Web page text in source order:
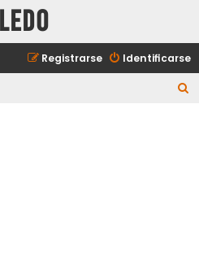
Identificarse
Registrarse